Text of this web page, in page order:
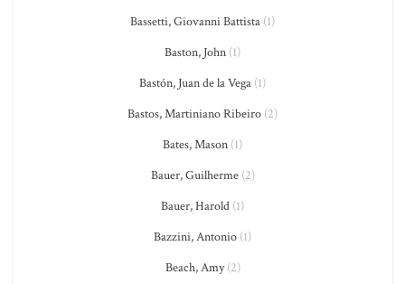
Bassetti, Giovanni Battista (1)
Baston, John (1)
Bastón, Juan de la Vega (1)
Bastos, Martiniano Ribeiro (2)
Bates, Mason (1)
Bauer, Guilherme(2)
Bauer, Harold (1)
Bazzini, Antonio (1)
Beach, Amy(2)